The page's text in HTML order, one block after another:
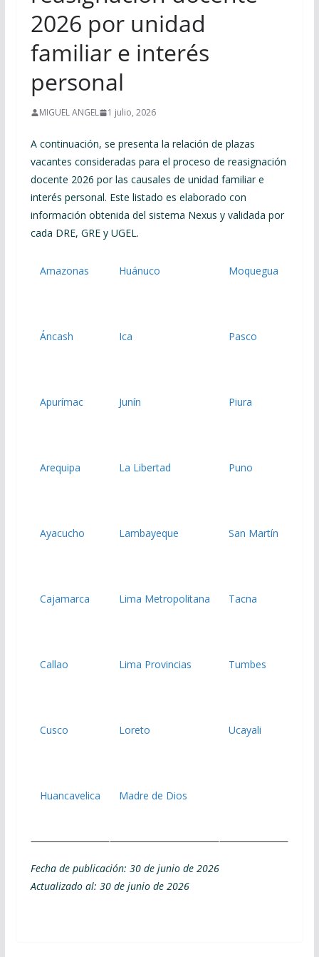
2026 por unidad
familiar e interés
personal
MIGUEL ANGEL 1 julio, 2026
A continuación, se presenta la relación de plazas
vacantes consideradas para el proceso de reasignación
docente 2026 por las causales de unidad familiar e
interés personal. Este listado es elaborado con
información obtenida del sistema Nexus y validada por
cada DRE, GRE y UGEL.
Amazonas
Áncash
Apurímac
Arequipa
Ayacucho
Cajamarca
Callao
Cusco
Huancavelica
Huánuco
Ica
Junín
La Libertad
Lambayeque
Lima Metropolitana
Lima Provincias
Loreto
Madre de Dios
Moquegua
Pasco
Piura
Puno
San Martín
Tacna
Tumbes
Ucayali
Fecha de publicación: 30 de junio de 2026
Actualizado al: 30 de junio de 2026